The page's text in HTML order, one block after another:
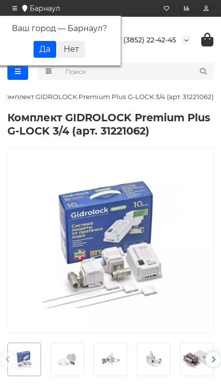
Барнаул
Ваш город — Барнаул?
+7 (3852) 22-42-45
Комплект GIDROLOCK Premium Plus G-LOCK 3/4 (арт. 31221062)
Комплект GIDROLOCK Premium Plus
G-LOCK 3/4 (арт. 31221062)